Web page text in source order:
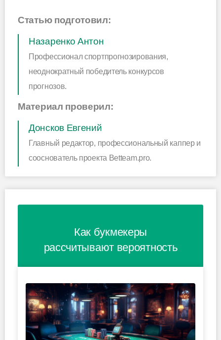
Статью подготовил:
Назаренко Антон
Профессионал спортпрогнозирования,
неоднократный победитель конкурсов
прогнозов.
Материал проверил:
Донсков Евгений
Главный редактор, профессиональный каппер и
сооснователь проекта Betteam.pro.
Как букмекеры
рассчитывают вероятность